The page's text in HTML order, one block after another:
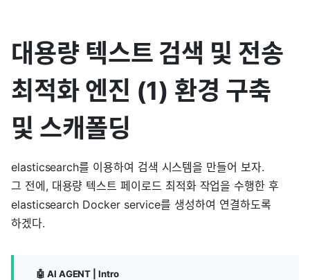
대용량 텍스트 검색 및 전송
최적화 엔진 (1) 환경 구축
및 스캐폴딩
elasticsearch를 이용하여 검색 시스템을 만들어 보자.
그 전에, 대용량 텍스트 페이로드 최적화 작업을 수행한 후
elasticsearch Docker service를 생성하여 연결하도록
하겠다.
🤖 AI AGENT | Intro